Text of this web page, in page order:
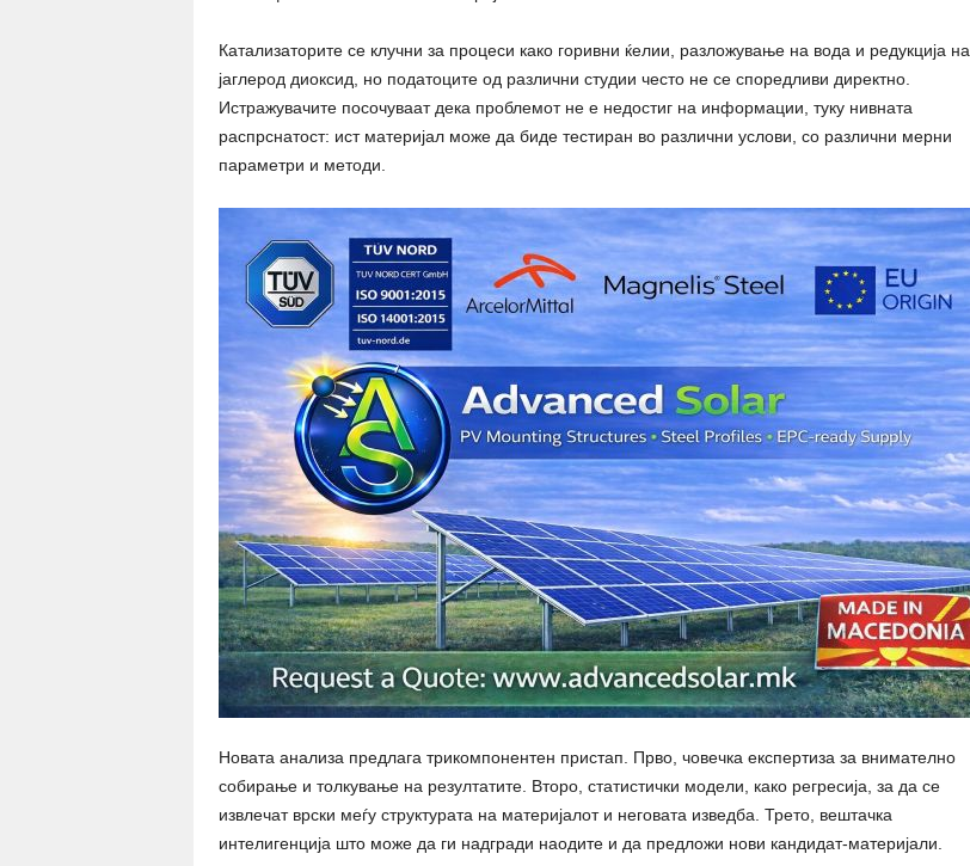
Катализаторите се клучни за процеси како горивни ќелии, разложување на вода и редукција на
јаглерод диоксид, но податоците од различни студии често не се споредливи директно.
Истражувачите посочуваат дека проблемот не е недостиг на информации, туку нивната
распрснатост: ист материјал може да биде тестиран во различни услови, со различни мерни
параметри и методи.
Новата анализа предлага трикомпонентен пристап. Прво, човечка експертиза за внимателно
собирање и толкување на резултатите. Второ, статистички модели, како регресија, за да се
извлечат врски меѓу структурата на материјалот и неговата изведба. Трето, вештачка
интелигенција што може да ги надгради наодите и да предложи нови кандидат-материјали.